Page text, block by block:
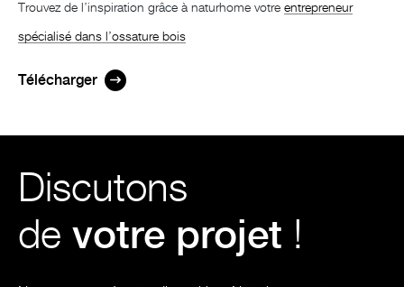
Trouvez de l’inspiration grâce à naturhome votre entrepreneur
spécialisé dans l’ossature bois
Télécharger
Discutons
de votre projet !